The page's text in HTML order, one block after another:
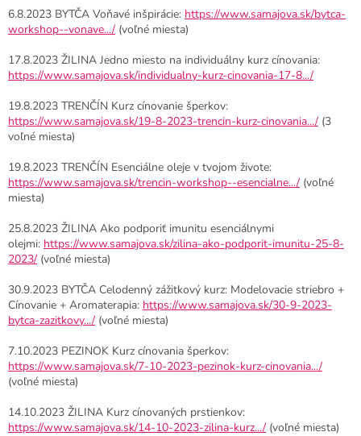
6.8.2023 BYTČA Voňavé inšpirácie: https://www.samajova.sk/bytca-
workshop--vonave.../ (voľné miesta)
17.8.2023 ŽILINA Jedno miesto na individuálny kurz cínovania:
https://www.samajova.sk/individualny-kurz-cinovania-17-8.../
19.8.2023 TRENČÍN Kurz cínovanie šperkov:
https://www.samajova.sk/19-8-2023-trencin-kurz-cinovania.../ (3
voľné miesta)
19.8.2023 TRENČÍN Esenciálne oleje v tvojom živote:
https://www.samajova.sk/trencin-workshop--esencialne.../ (voľné
miesta)
25.8.2023 ŽILINA Ako podporiť imunitu esenciálnymi
olejmi: https://www.samajova.sk/zilina-ako-podporit-imunitu-25-8-
2023/ (voľné miesta)
30.9.2023 BYTČA Celodenný zážitkový kurz: Modelovacie striebro +
Cínovanie + Aromaterapia: https://www.samajova.sk/30-9-2023-
bytca-zazitkovy.../ (voľné miesta)
7.10.2023 PEZINOK Kurz cínovania šperkov:
https://www.samajova.sk/7-10-2023-pezinok-kurz-cinovania.../
(voľné miesta)
14.10.2023 ŽILINA Kurz cínovaných prstienkov:
https://www.samajova.sk/14-10-2023-zilina-kurz.../ (voľné miesta)